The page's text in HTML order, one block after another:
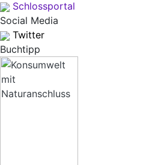
Schlossportal
Social Media
Twitter
Buchtipp